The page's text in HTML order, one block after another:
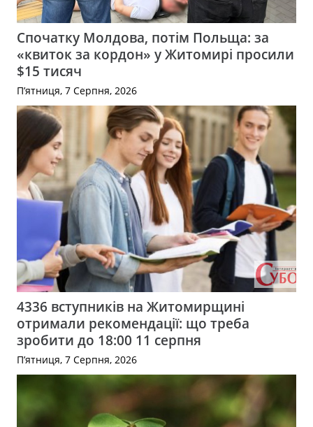
Спочатку Молдова, потім Польща: за
«квиток за кордон» у Житомирі просили
$15 тисяч
П’ятниця, 7 Серпня, 2026
4336 вступників на Житомирщині
отримали рекомендації: що треба
зробити до 18:00 11 серпня
П’ятниця, 7 Серпня, 2026